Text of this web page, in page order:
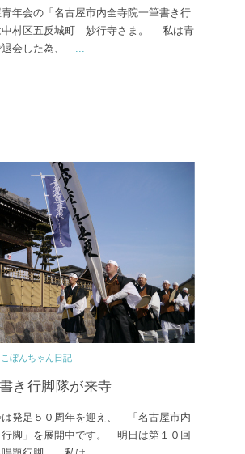
年会の「名古屋市内全寺院一筆書き行
村区五反城町 妙行寺さま。 私は青
退会した為、 ...
こぼんちゃん日記
き行脚隊が来寺
発足５０周年を迎え、 「名古屋市内
脚」を展開中です。 明日は第１０回